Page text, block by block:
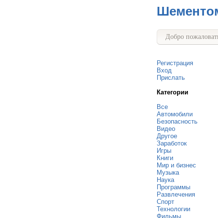
Добро
Регистрация
Вход
Прислать
Категории
Все
Автомобили
Безопасность
Видео
Другое
Заработок
Игры
Книги
Мир и бизнес
Музыка
Наука
Программы
Развлечения
Спорт
Технологии
Фильмы